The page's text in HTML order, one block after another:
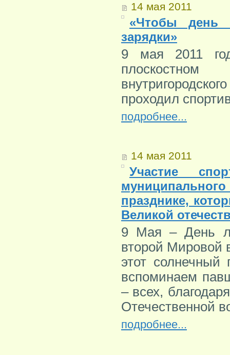
14 мая 2011
«Чтобы день
зарядки»
9 мая 2011
проходил
подробнее...
14 мая 2011
Участие
празднике,
Великой
9 Мая – День
второй Мировой
этот
вспоминаем
– всех,
Отечественной
подробнее...